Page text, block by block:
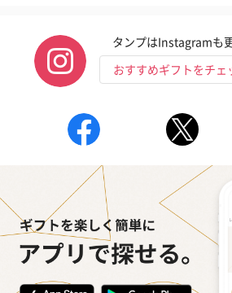
タンプはInstagramも
おすすめギフトをチェ